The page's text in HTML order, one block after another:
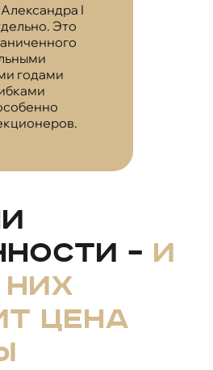
I
Это
годами
– и
них
цена